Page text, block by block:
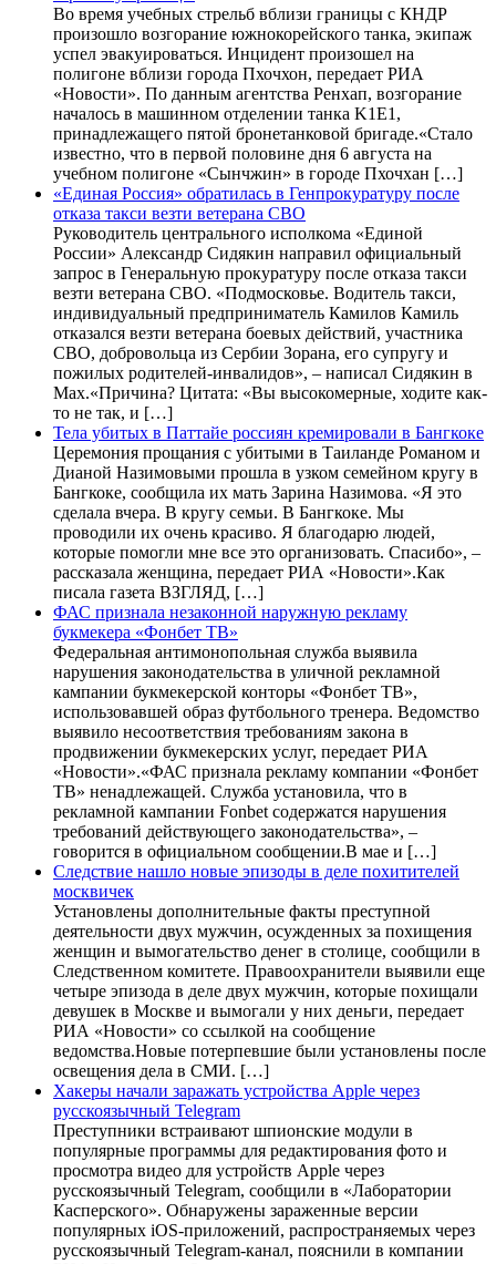
Во время учебных стрельб вблизи границы с КНДР
произошло возгорание южнокорейского танка, экипаж
успел эвакуироваться. Инцидент произошел на
полигоне вблизи города Пхочхон, передает РИА
«Новости». По данным агентства Ренхап, возгорание
началось в машинном отделении танка K1E1,
принадлежащего пятой бронетанковой бригаде.«Стало
известно, что в первой половине дня 6 августа на
учебном полигоне «Сынчжин» в городе Пхочхан […]
«Единая Россия» обратилась в Генпрокуратуру после
отказа такси везти ветерана СВО
Руководитель центрального исполкома «Единой
России» Александр Сидякин направил официальный
запрос в Генеральную прокуратуру после отказа такси
везти ветерана СВО. «Подмосковье. Водитель такси,
индивидуальный предприниматель Камилов Камиль
отказался везти ветерана боевых действий, участника
СВО, добровольца из Сербии Зорана, его супругу и
пожилых родителей-инвалидов», – написал Сидякин в
Max.«Причина? Цитата: «Вы высокомерные, ходите как-
то не так, и […]
Тела убитых в Паттайе россиян кремировали в Бангкоке
Церемония прощания с убитыми в Таиланде Романом и
Дианой Назимовыми прошла в узком семейном кругу в
Бангкоке, сообщила их мать Зарина Назимова. «Я это
сделала вчера. В кругу семьи. В Бангкоке. Мы
проводили их очень красиво. Я благодарю людей,
которые помогли мне все это организовать. Спасибо», –
рассказала женщина, передает РИА «Новости».Как
писала газета ВЗГЛЯД, […]
ФАС признала незаконной наружную рекламу
букмекера «Фонбет ТВ»
Федеральная антимонопольная служба выявила
нарушения законодательства в уличной рекламной
кампании букмекерской конторы «Фонбет ТВ»,
использовавшей образ футбольного тренера. Ведомство
выявило несоответствия требованиям закона в
продвижении букмекерских услуг, передает РИА
«Новости».«ФАС признала рекламу компании «Фонбет
ТВ» ненадлежащей. Служба установила, что в
рекламной кампании Fonbet содержатся нарушения
требований действующего законодательства», –
говорится в официальном сообщении.В мае и […]
Следствие нашло новые эпизоды в деле похитителей
москвичек
Установлены дополнительные факты преступной
деятельности двух мужчин, осужденных за похищения
женщин и вымогательство денег в столице, сообщили в
Следственном комитете. Правоохранители выявили еще
четыре эпизода в деле двух мужчин, которые похищали
девушек в Москве и вымогали у них деньги, передает
РИА «Новости» со ссылкой на сообщение
ведомства.Новые потерпевшие были установлены после
освещения дела в СМИ. […]
Хакеры начали заражать устройства Apple через
русскоязычный Telegram
Преступники встраивают шпионские модули в
популярные программы для редактирования фото и
просмотра видео для устройств Apple через
русскоязычный Telegram, сообщили в «Лаборатории
Касперского». Обнаружены зараженные версии
популярных iOS-приложений, распространяемых через
русскоязычный Telegram-канал, пояснили в компании